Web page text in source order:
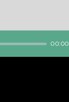
00:00